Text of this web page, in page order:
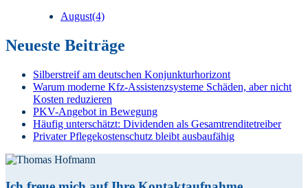
August(4)
Neueste Beiträge
Silberstreif am deutschen Konjunkturhorizont
Warum moderne Kfz-Assistenzsysteme Schäden, aber nicht
Kosten reduzieren
PKV-Angebot in Bewegung
Häufig unterschätzt: Dividenden als Gesamtrenditetreiber
Privater Pflegekostenschutz bleibt ausbaufähig